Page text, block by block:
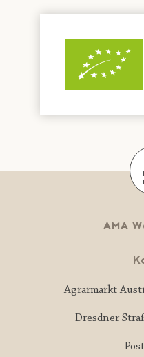
AMA
Agrarmarkt
Dresdner